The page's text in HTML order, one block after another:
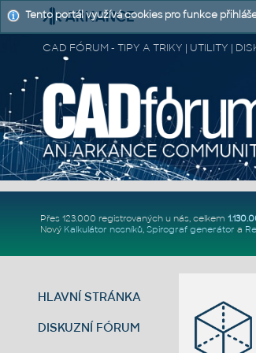
CAD FÓRUM - TIPY A TRIKY | UTILITY |
Přes 123.000 registrovaných u nás, celkem
Nový Kalkulátor nosníků, Spirograf generátor a
HLAVNÍ STRÁNKA
DISKUZNÍ FÓRUM
Tento portál využívá cookies pro funkce